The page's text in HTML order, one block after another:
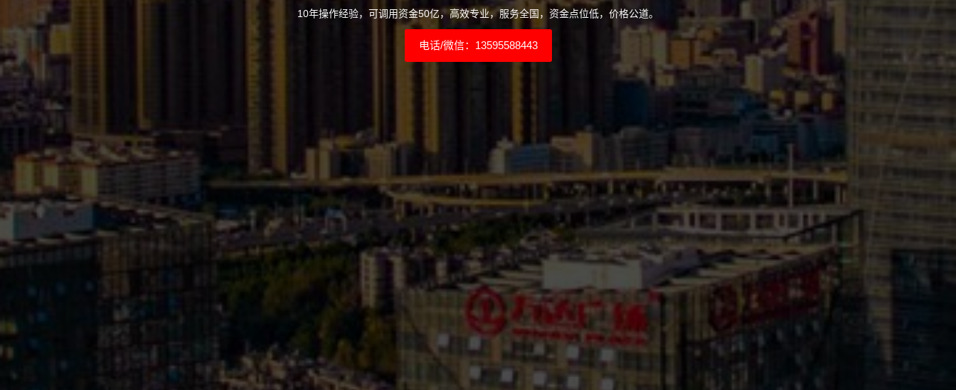
10年操作经验，可调用资金50亿，高效专业，服务全国，资金点位低，价格公道。
电话/微信：13595588443